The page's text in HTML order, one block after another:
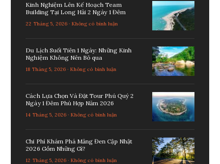
Kinh Nghiệm Lên Kế Hoạch Team
Building Tại Long Hải 2 Ngày 1 Đêm
22 Tháng 5, 2026 · Không có bình luận
Du Lịch Suối Tiên 1 Ngày: Những Kinh
Nghiệm Không Nên Bỏ qua
18 Tháng 5, 2026 · Không có bình luận
Cách Lựa Chọn Và Đặt Tour Phú Quý 2
Ngày 1 Đêm Phù Hợp Năm 2026
14 Tháng 5, 2026 · Không có bình luận
Chi Phí Khám Phá Măng Đen Cập Nhật
2026 Gồm Những Gì?
12 Tháng 5, 2026 · Không có bình luận